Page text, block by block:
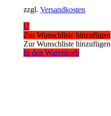
zzgl. Versandkosten
U
Zur Wunschliste hinzufügen
Zur Wunschliste hinzufügen
In den Warenkorb